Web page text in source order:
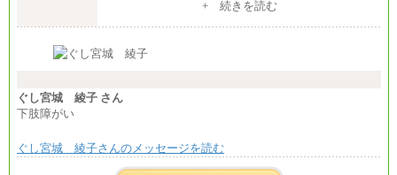
月給370,000円～
ます。
の各種手当を含む金額です）
+ 続きを読む
ぐし宮城 綾子 さん
下肢障がい
ぐし宮城 綾子さんのメッセージを読む